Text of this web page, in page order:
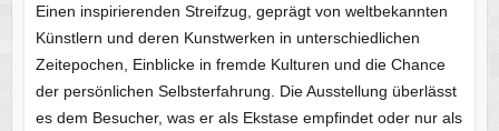
Einen inspirierenden Streifzug, geprägt von weltbekannten
Künstlern und deren Kunstwerken in unterschiedlichen
Zeitepochen, Einblicke in fremde Kulturen und die Chance
der persönlichen Selbsterfahrung. Die Ausstellung überlässt
es dem Besucher, was er als Ekstase empfindet oder nur als